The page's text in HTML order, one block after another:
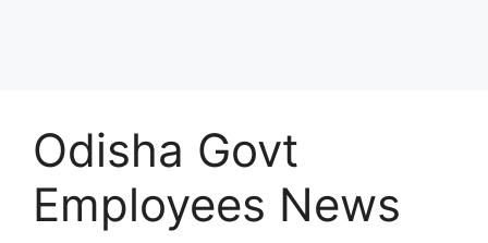
Odisha Govt
Employees News